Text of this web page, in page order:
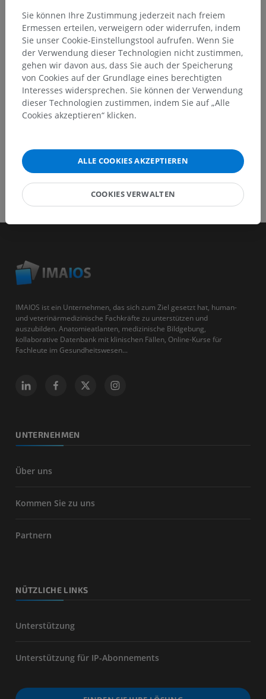
inhaltliche Verbesserung vorschlagen.
Ein Problem melden
HOLE SIE SICH DIE APP
IMAIOS ist ein Unternehmen, das sich zum Ziel gesetzt hat, human-
und veterinärmedizinische Fachkräfte zu unterstützen und
auszubilden. Anatomieatlanten, medizinische Bildgebung,
kollaborative Datenbank mit klinischen Fällen, Online-Kurse für
Fachleute im Gesundheitswesen...
UNTERNEHMEN
Über uns
Kommen Sie zu uns
Partnern
NÜTZLICHE LINKS
Unterstützung
Unterstützung für IP-Abonnements
Sie können Ihre Zustimmung jederzeit nach freiem
Ermessen erteilen, verweigern oder widerrufen, indem
Sie unser Cookie-Einstellungstool aufrufen. Wenn Sie
der Verwendung dieser Technologien nicht zustimmen,
gehen wir davon aus, dass Sie auch der Speicherung
von Cookies auf der Grundlage eines berechtigten
Interesses widersprechen. Sie können der Verwendung
dieser Technologien zustimmen, indem Sie auf „Alle
Cookies akzeptieren“ klicken.
ALLE COOKIES AKZEPTIEREN
COOKIES VERWALTEN